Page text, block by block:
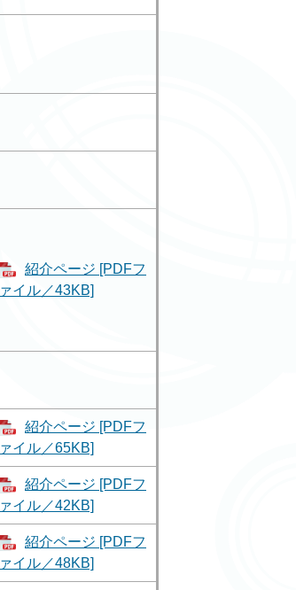
紹介ページ [PDFフ
ァイル／43KB]
紹介ページ [PDFフ
ァイル／65KB]
紹介ページ [PDFフ
ァイル／42KB]
紹介ページ [PDFフ
ァイル／48KB]